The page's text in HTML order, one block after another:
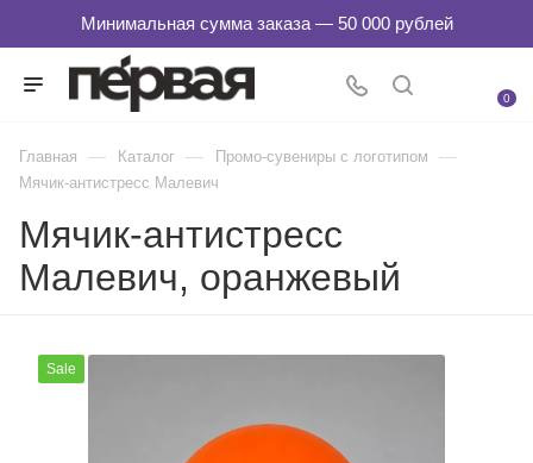
0
Главная — Каталог — Промо-сувениры с логотипом —
Мячик-антистресс Малевич
Мячик-антистресс
Малевич, оранжевый
Sale